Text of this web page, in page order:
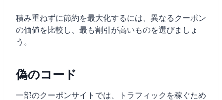
積み重ねずに節約を最大化するには、異なるクーポン
の価値を比較し、最も割引が高いものを選びましょ
う。
偽のコード
一部のクーポンサイトでは、トラフィックを稼ぐため